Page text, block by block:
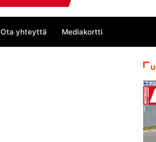
Ota yhteyttä Mediakortti